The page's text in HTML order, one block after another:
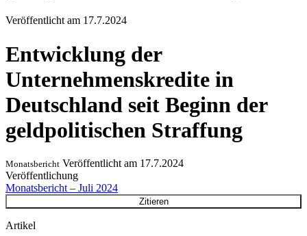
Veröffentlicht am 17.7.2024
Entwicklung der
Unternehmenskredite in
Deutschland seit Beginn der
geldpolitischen Straffung
Monatsbericht Veröffentlicht am 17.7.2024
Veröffentlichung
Monatsbericht – Juli 2024
Zitieren
Artikel